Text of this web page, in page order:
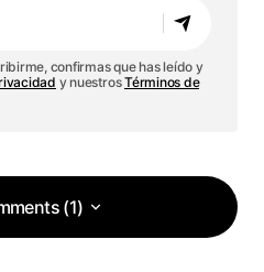
confirmas que has leído y
y nuestrosTérminos de
(1)
(1)